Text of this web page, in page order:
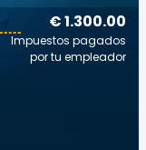
€ 1.300.00
Impuestos pagados
por tu empleador